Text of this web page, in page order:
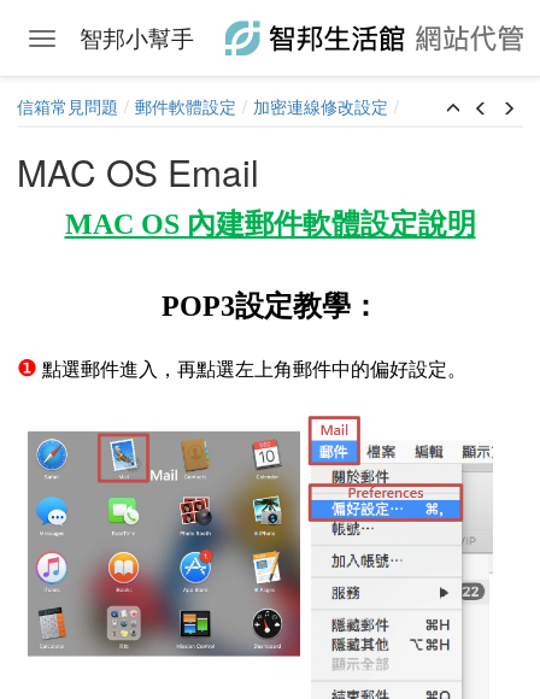
Toggle navigation
智邦小幫手
使用
信箱常見問題 郵件軟體設定 加密連線修改設定
MAC OS Email
MAC OS 內建郵件軟體設定說明
POP3設定教學：
❶ 點選郵件進入，再點選左上角郵件中的偏好設定。